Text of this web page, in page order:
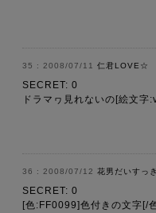
2008/07/11 仁君LOVE☆
SECRET: 0
ドラマヮ見れないの[絵文字
2008/07/12 花男だいすっ
SECRET: 0
[色:FF0099]色付きの文字[/